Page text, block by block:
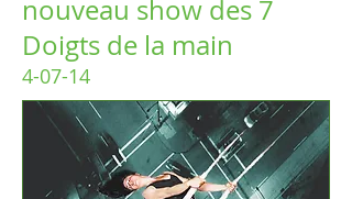
nouveau show des 7
Doigts de la main
4-07-14